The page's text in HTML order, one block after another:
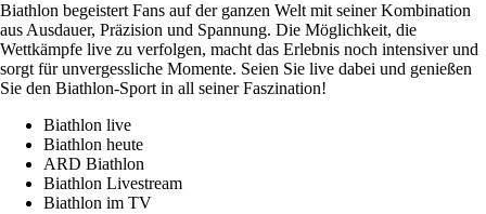
Biathlon begeistert Fans auf der ganzen Welt mit seiner Kombination
aus Ausdauer, Präzision und Spannung. Die Möglichkeit, die
Wettkämpfe live zu verfolgen, macht das Erlebnis noch intensiver und
sorgt für unvergessliche Momente. Seien Sie live dabei und genießen
Sie den Biathlon-Sport in all seiner Faszination!
Biathlon live
Biathlon heute
ARD Biathlon
Biathlon Livestream
Biathlon im TV